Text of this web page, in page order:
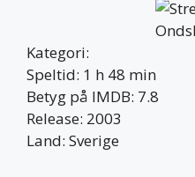
Kategori:
Speltid: 1 h 48 min
Betyg på IMDB: 7.8
Release: 2003
Land: Sverige